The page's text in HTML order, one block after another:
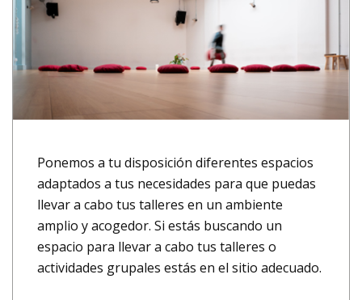
Ponemos a tu disposición diferentes espacios
adaptados a tus necesidades para que puedas
llevar a cabo tus talleres en un ambiente
amplio y acogedor. Si estás buscando un
espacio para llevar a cabo tus talleres o
actividades grupales estás en el sitio adecuado.